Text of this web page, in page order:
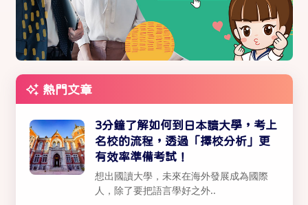
熱門文章
3分鐘了解如何到日本讀大學，考上
名校的流程，透過「擇校分析」更
有效率準備考試！
想出國讀大學，未來在海外發展成為國際
人，除了要把語言學好之外..